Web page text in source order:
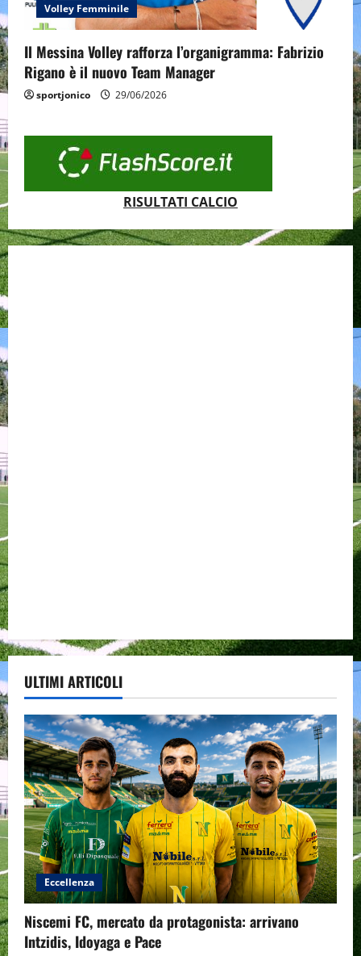
Volley Femminile
Il Messina Volley rafforza l’organigramma: Fabrizio
Rigano è il nuovo Team Manager
sportjonico 29/06/2026
RISULTATI CALCIO
ULTIMI ARTICOLI
Eccellenza
Niscemi FC, mercato da protagonista: arrivano
Intzidis, Idoyaga e Pace